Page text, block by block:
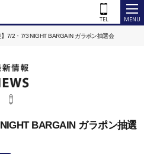
】7/2・7/3 NIGHT BARGAIN ガラポン抽選会
BARGAIN ガラポン抽選